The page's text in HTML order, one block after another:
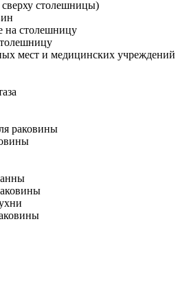
столешницы)
на столешницу
мест и медицинских учреждений
раковины